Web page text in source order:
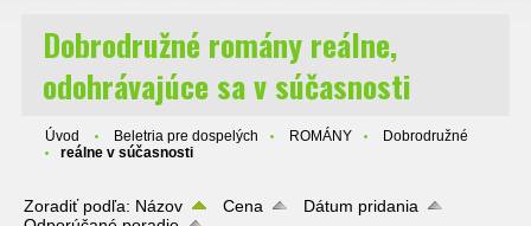
Dobrodružné romány reálne,
odohrávajúce sa v súčasnosti
Úvod Beletria pre dospelých ROMÁNY
Dobrodružné
reálne v súčasnosti
Zoradiť podľa: Názov Cena
Dátum pridania